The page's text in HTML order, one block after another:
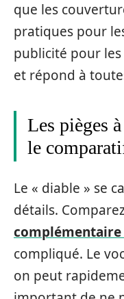
que les
pratiques pour
publicité pour
et répond à
Les pièges
le
Le « diable » se
détails.
complémentaire
compliqué. Le
on peut